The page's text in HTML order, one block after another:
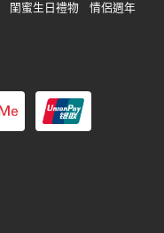
閨蜜生日禮物
情侶週年